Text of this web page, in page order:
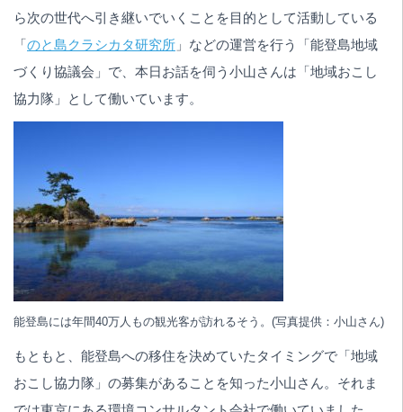
ら次の世代へ引き継いでいくことを目的として活動している
「のと島クラシカタ研究所 」などの運営を行う「能登島地域
づくり協議会」で、本日お話を伺う小山さんは「地域おこし
協力隊」として働いています。
能登島には年間40万人もの観光客が訪れるそう。(写真提供：小山さん)
もともと、能登島への移住を決めていたタイミングで「地域
おこし協力隊」の募集があることを知った小山さん。それま